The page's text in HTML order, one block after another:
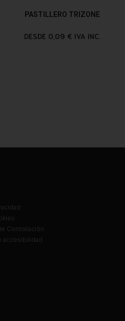
PASTILLERO TRIZONE
DESDE 0,09 € IVA INC.
Contratación
accesibilidad